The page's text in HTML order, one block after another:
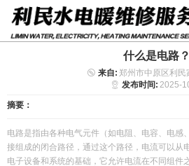
什么是电路？
来自: 郑州市中原区利民
发布时间: 2025-
摘要：
电路是指由各种电气元件（如电阻、电容、电感
接组成的闭合路径，通过这个路径，电流可以从
电子设备和系统的基础，它允许电流在不同组件